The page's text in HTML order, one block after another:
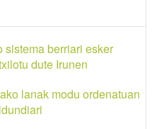
sistema berriari esker
dute Irunen
lanak modu ordenatuan